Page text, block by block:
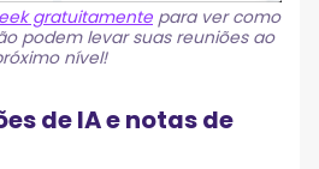
gratuitamente para ver como
podem levar suas reuniões ao
nível!
de IA e notas de